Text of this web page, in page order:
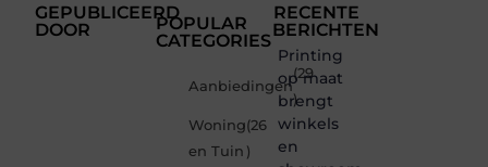
GEPUBLICEERD
DOOR
POPULAR
CATEGORIES
Aanbiedingen
(29
)
Woning
en Tuin
(26
)
RECENTE
BERICHTEN
Printing
op maat
brengt
winkels
en